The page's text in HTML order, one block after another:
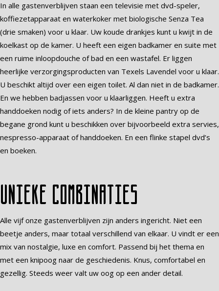
In alle gastenverblijven staan een televisie met dvd-speler,
koffiezetapparaat en waterkoker met biologische Senza Tea
(drie smaken) voor u klaar. Uw koude drankjes kunt u kwijt in de
koelkast op de kamer. U heeft een eigen badkamer en suite met
een ruime inloopdouche of bad en een wastafel. Er liggen
heerlijke verzorgingsproducten van Texels Lavendel voor u klaar.
U beschikt altijd over een eigen toilet. Al dan niet in de badkamer.
En we hebben badjassen voor u klaarliggen. Heeft u extra
handdoeken nodig of iets anders? In de kleine pantry op de
begane grond kunt u beschikken over bijvoorbeeld extra servies,
nespresso-apparaat of handdoeken. En een flinke stapel dvd’s
en boeken.
Unieke combinaties
Alle vijf onze gastenverblijven zijn anders ingericht. Niet een
beetje anders, maar totaal verschillend van elkaar. U vindt er een
mix van nostalgie, luxe en comfort. Passend bij het thema en
met een knipoog naar de geschiedenis. Knus, comfortabel en
gezellig. Steeds weer valt uw oog op een ander detail.